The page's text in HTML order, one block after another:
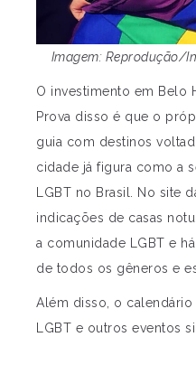
Imagem: Reprodução/
O investimento em Belo
Prova disso é que o
guia com destinos
cidade já figura como a
LGBT no Brasil. No site
indicações de casas
a comunidade LGBT e
de todos os gêneros e
Além disso, o calendário
LGBT e outros eventos